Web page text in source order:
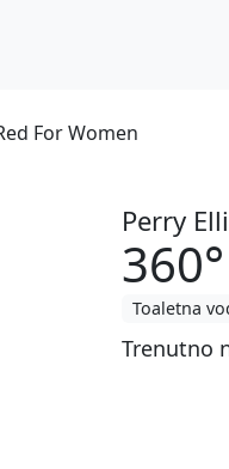
For Women
Perry
Toaletna
Trenutno